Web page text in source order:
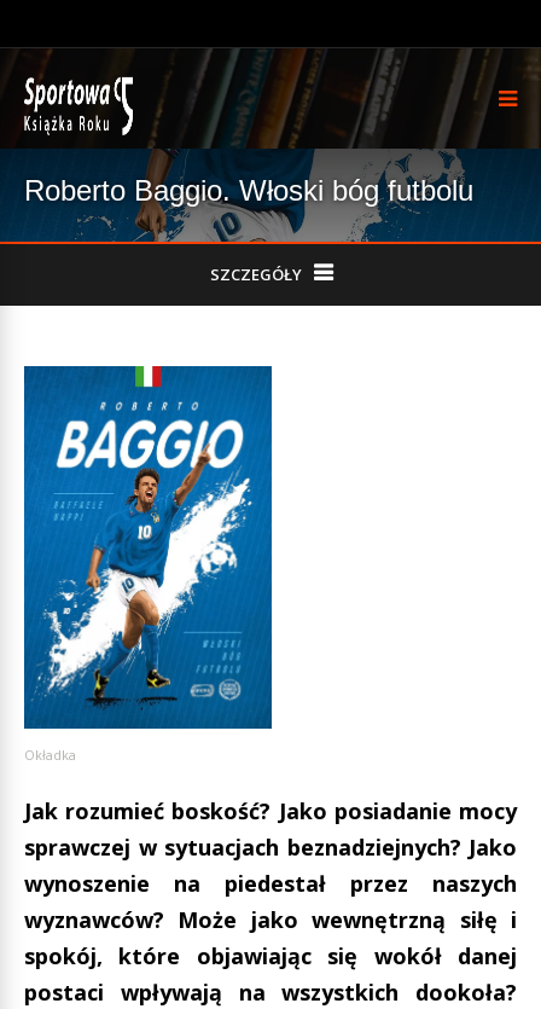
Roberto Baggio. Włoski bóg futbolu
SZCZEGÓŁY
Okładka
Jak rozumieć boskość? Jako posiadanie mocy
sprawczej w sytuacjach beznadziejnych? Jako
wynoszenie na piedestał przez naszych
wyznawców? Może jako wewnętrzną siłę i
spokój, które objawiając się wokół danej
postaci wpływają na wszystkich dookoła?